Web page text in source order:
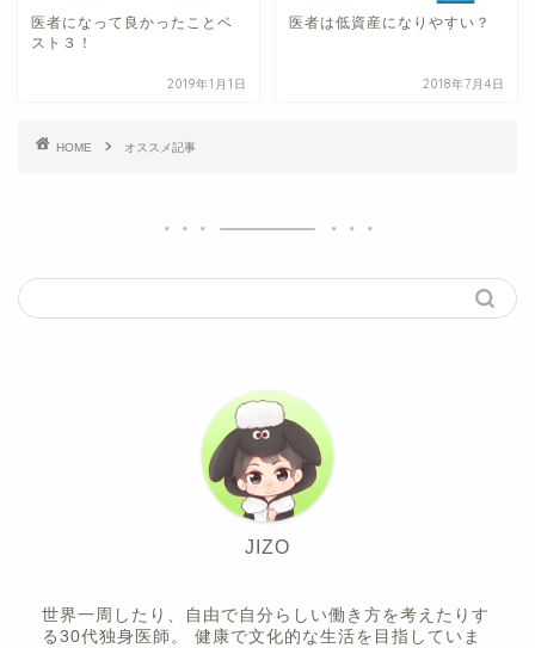
医者になって良かったことベ
スト３！
2019年1月1日
医者は低資産になりやすい？
2018年7月4日
HOME オススメ記事
JIZO
世界一周したり、自由で自分らしい働き方を考えたりす
る30代独身医師。 健康で文化的な生活を目指していま